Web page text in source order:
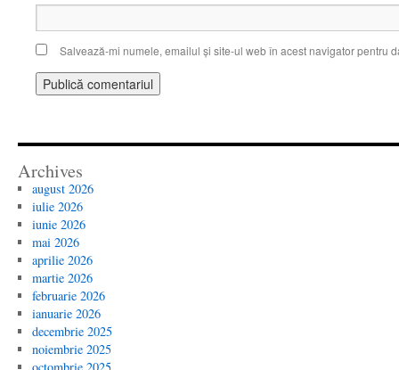
Salvează-mi numele, emailul și site-ul web în acest navigator pentru
Archives
august 2026
iulie 2026
iunie 2026
mai 2026
aprilie 2026
martie 2026
februarie 2026
ianuarie 2026
decembrie 2025
noiembrie 2025